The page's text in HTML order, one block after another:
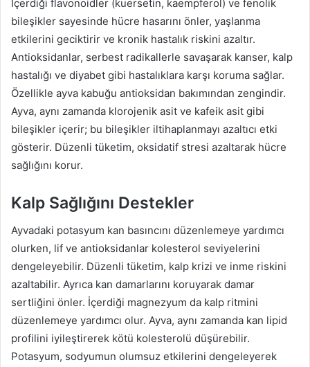
İçerdiği flavonoidler (kuersetin, kaempferol) ve fenolik
bileşikler sayesinde hücre hasarını önler, yaşlanma
etkilerini geciktirir ve kronik hastalık riskini azaltır.
Antioksidanlar, serbest radikallerle savaşarak kanser, kalp
hastalığı ve diyabet gibi hastalıklara karşı koruma sağlar.
Özellikle ayva kabuğu antioksidan bakımından zengindir.
Ayva, aynı zamanda klorojenik asit ve kafeik asit gibi
bileşikler içerir; bu bileşikler iltihaplanmayı azaltıcı etki
gösterir. Düzenli tüketim, oksidatif stresi azaltarak hücre
sağlığını korur.
Kalp Sağlığını Destekler
Ayvadaki potasyum kan basıncını düzenlemeye yardımcı
olurken, lif ve antioksidanlar kolesterol seviyelerini
dengeleyebilir. Düzenli tüketim, kalp krizi ve inme riskini
azaltabilir. Ayrıca kan damarlarını koruyarak damar
sertliğini önler. İçerdiği magnezyum da kalp ritmini
düzenlemeye yardımcı olur. Ayva, aynı zamanda kan lipid
profilini iyileştirerek kötü kolesterolü düşürebilir.
Potasyum, sodyumun olumsuz etkilerini dengeleyerek